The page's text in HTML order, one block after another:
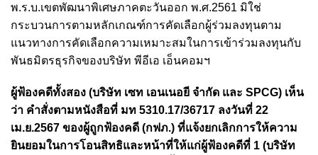
พ.ร.บ.เขตพัฒนาพิเศษภาคตะวันออก พ.ศ.2561 มิใช่
กระบวนการตามหลักเกณฑ์การคัดเลือกผู้ร่วมลงทุนตาม
แนวทางการคัดเลือกความเหมาะสมในการเข้าร่วมลงทุนกับ
พันธมิตรธุรกิจของบริษัท พีอีเอ เอ็นคอมฯ
ผู้ฟ้องคดีทั้งสอง (บริษัท เซท เอนเนอยี จำกัด และ SPCG) เห็น
ว่า คำสั่งตามหนังสือที่ มท 5310.17/36717 ลงวันที่ 22
เม.ย.2567 ของผู้ถูกฟ้องคดี (กฟภ.) ที่แจ้งยกเลิกการให้ความ
ยินยอมในการโอนสิทธิและหน้าที่ให้แก่ผู้ฟ้องคดีที่ 1 (บริษัท